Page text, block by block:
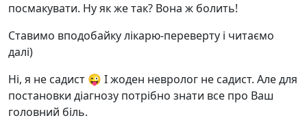
посмакувати. Ну як же так? Вона ж болить!
Ставимо вподобайку лікарю-переверту і читаємо
далі)
Ні, я не садист 😜 І жоден невролог не садист. Але для
постановки діагнозу потрібно знати все про Ваш
головний біль.